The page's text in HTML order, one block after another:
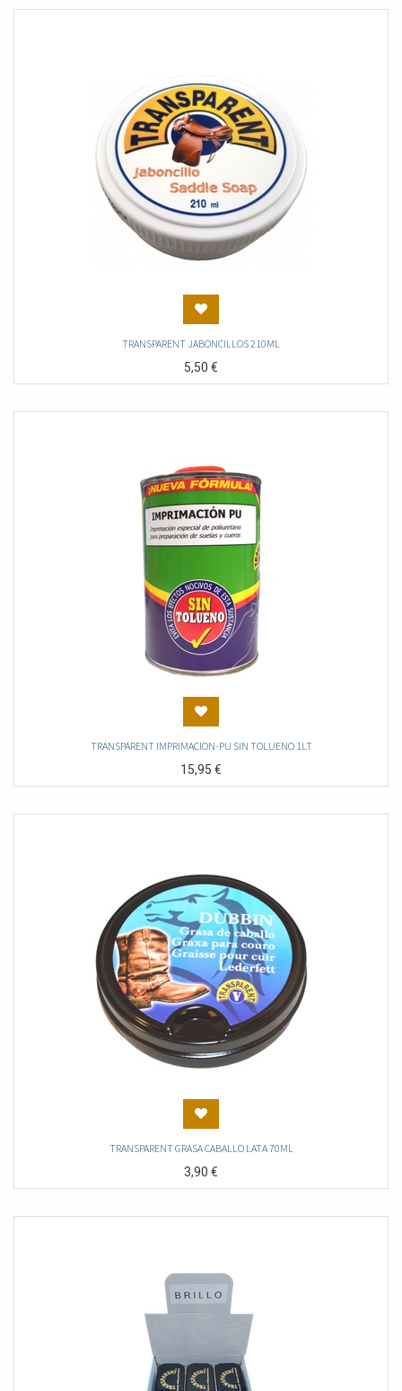
TRANSPARENT JABONCILLOS 210ML
5,50€
TRANSPARENT IMPRIMACION-PU SIN TOLUENO 1LT
15,95€
TRANSPARENT GRASA CABALLO LATA 70ML
3,90€